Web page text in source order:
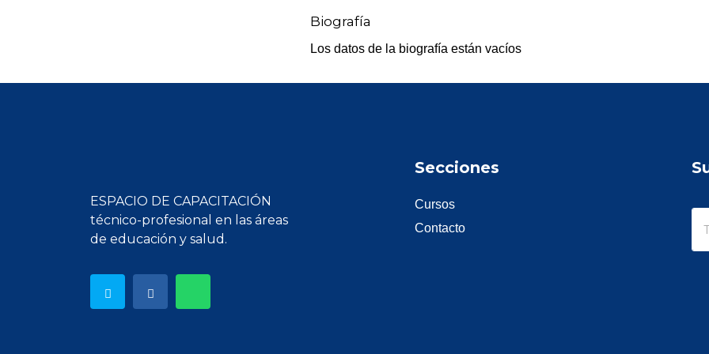
Biografía
Los datos de la biografía están vacíos
ESPACIO DE CAPACITACIÓN
técnico-profesional en las áreas
de educación y salud.
Secciones
Cursos
Contacto